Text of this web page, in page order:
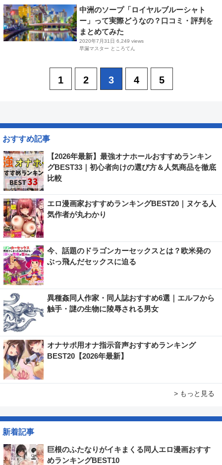
中洲のソープ「ロイヤルブルーシャト
ー」って実際どうなの？口コミ・評判を
まとめてみた
2020年7月31日 6,249 views
早漏マスター ところてん
1 2 3 4 5
おすすめ記事
【2026年最新】最強オナホールおすすめランキン
グBEST33｜初心者向けの選び方＆人気商品を徹底
比較
エロ漫画家おすすめランキングBEST20｜ヌケる人
気作者が丸わかり
今、話題のドラゴンカーセックスとは？欧米発の
ぶっ飛んだセックスに迫る
異種姦同人作家・同人誌おすすめ6選｜エルフから
触手・謎の生物に陵辱される男女
オナサポ用オナ指示音声おすすめランキング
BEST20【2026年最新】
> もっと見る
新着記事
巨根のふたなりがイキまくる同人エロ漫画おすす
めランキングBEST10